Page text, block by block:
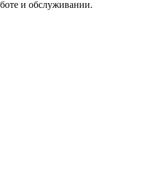
и обслуживании.